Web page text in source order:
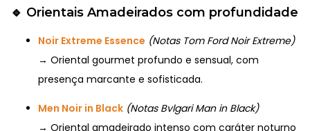
🔹 Orientais Amadeirados com profundidade
Noir Extreme Essence (Notas Tom Ford Noir Extreme)
→ Oriental gourmet profundo e sensual, com
presença marcante e sofisticada.
Men Noir in Black (Notas Bvlgari Man in Black)
→ Oriental amadeirado intenso com caráter noturno